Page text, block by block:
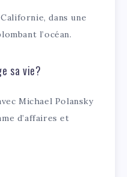
dans une
l’océan.
sa vie?
Michael Polansky
d’affaires et